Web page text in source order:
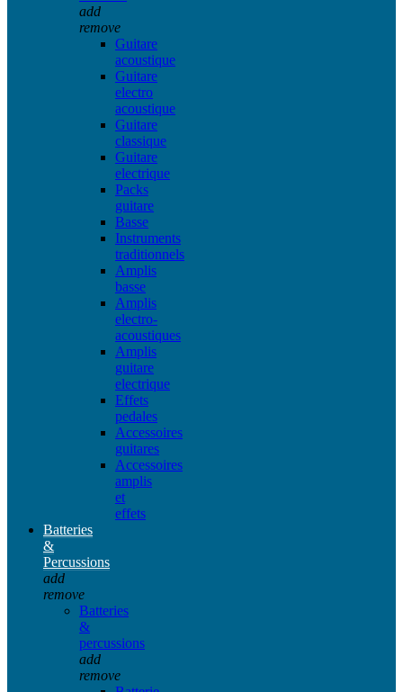
add
remove
Guitare
acoustique
Guitare
electro
acoustique
Guitare
classique
Guitare
electrique
Packs
guitare
Basse
Instruments
traditionnels
Amplis
basse
Amplis
electro-
acoustiques
Amplis
guitare
electrique
Effets
pedales
Accessoires
guitares
Accessoires
amplis
et
effets
Batteries
&
Percussions
add
remove
Batteries
&
percussions
add
remove